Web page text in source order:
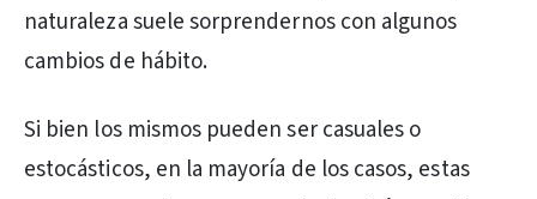
naturaleza suele sorprendernos con algunos
cambios de hábito.
Si bien los mismos pueden ser casuales o
estocásticos, en la mayoría de los casos, estas